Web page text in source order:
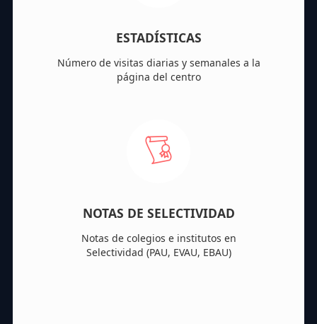
ESTADÍSTICAS
Número de visitas diarias y semanales a la
página del centro
NOTAS DE SELECTIVIDAD
Notas de colegios e institutos en
Selectividad (PAU, EVAU, EBAU)